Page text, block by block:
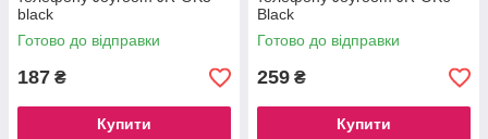
black
Готово до відправки
187 ₴
Купити
Black
Готово до відправки
259 ₴
Купити